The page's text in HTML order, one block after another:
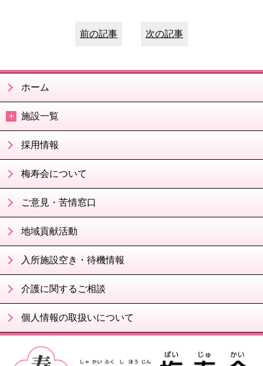
前の記事 次の記事
ホーム
施設一覧
採用情報
梅寿会について
ご意見・苦情窓口
地域貢献活動
入所施設空き・待機情報
介護に関するご相談
個人情報の取扱いについて